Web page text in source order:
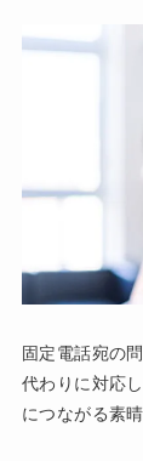
固定電話宛の
代わりに対応
につながる素